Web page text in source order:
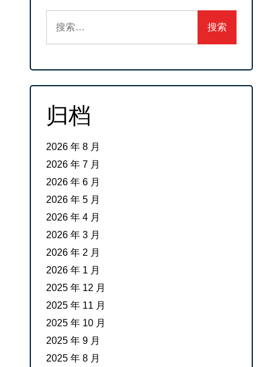
索：
归档
2026 年 8 月
2026 年 7 月
2026 年 6 月
2026 年 5 月
2026 年 4 月
2026 年 3 月
2026 年 2 月
2026 年 1 月
2025 年 12 月
2025 年 11 月
2025 年 10 月
2025 年 9 月
2025 年 8 月